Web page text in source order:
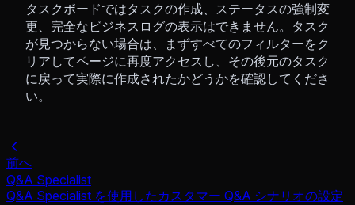
タスクボードではタスクの作成、ステータスの強制変
更、完全なビジネスログの表示はできません。タスク
が見つからない場合は、まずすべてのフィルターをク
リアしてページに再度アクセスし、その後元のタスク
に戻って実際に作成されたかどうかを確認してくださ
い。
前へ
Q&A Specialist
Q&A Specialist を使用したカスタマー Q&A シナリオの設定